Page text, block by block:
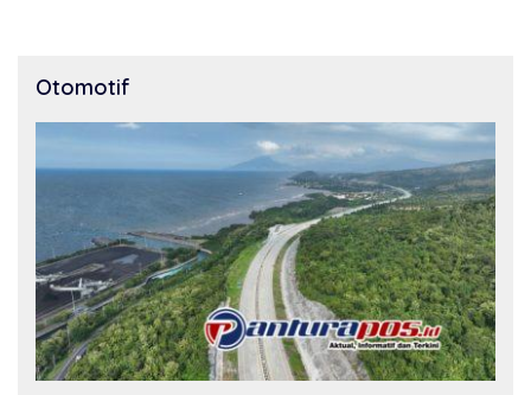
Otomotif